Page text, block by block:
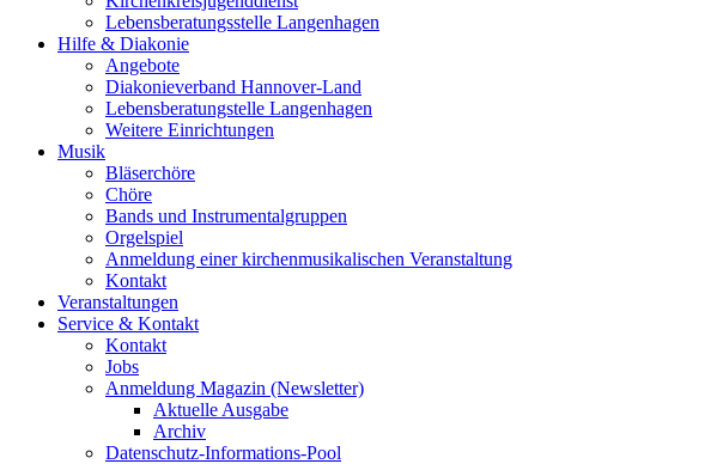
Lebensberatungsstelle Langenhagen
Hilfe & Diakonie
Angebote
Diakonieverband Hannover-Land
Lebensberatungstelle Langenhagen
Weitere Einrichtungen
Musik
Bläserchöre
Chöre
Bands und Instrumentalgruppen
Orgelspiel
Anmeldung einer kirchenmusikalischen Veranstaltung
Kontakt
Veranstaltungen
Service & Kontakt
Kontakt
Jobs
Anmeldung Magazin (Newsletter)
Aktuelle Ausgabe
Archiv
Datenschutz-Informations-Pool